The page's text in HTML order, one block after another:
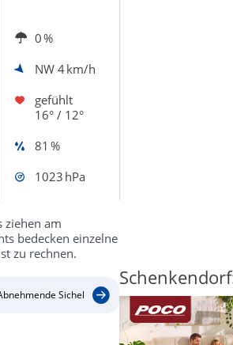
0 %
NW 4 km/h
gefühlt
16° / 12°
81 %
1023 hPa
ziehen am
bedecken einzelne
zu rechnen.
Sichel